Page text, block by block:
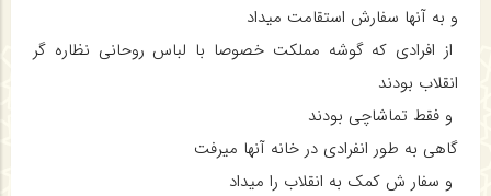
و به آنها سفارش استقامت میداد
از افرادی که گوشه مملکت خصوصا با لباس روحانی نظاره گر
انقلاب بودند
و فقط تماشاچی بودند
گاهی به طور انفرادی در خانه آنها میرفت
و سفار ش کمک به انقلاب را میداد